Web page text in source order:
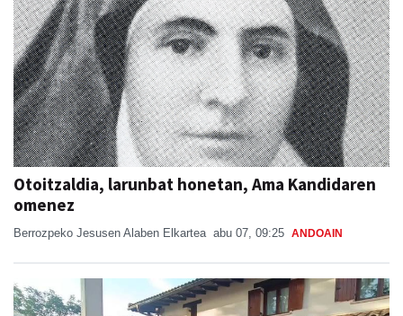
Otoitzaldia, larunbat honetan, Ama Kandidaren
omenez
Berrozpeko Jesusen Alaben Elkartea abu 07, 09:25 ANDOAIN